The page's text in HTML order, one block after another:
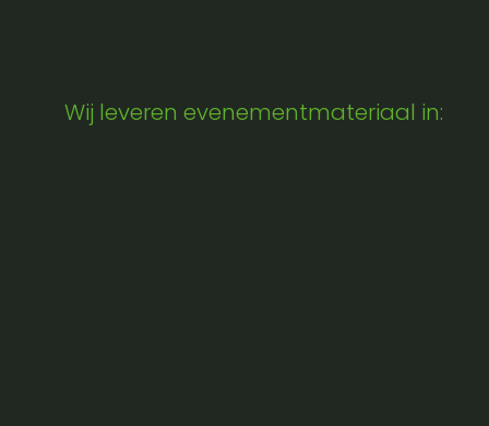
Wij leveren evenementmateriaal in: